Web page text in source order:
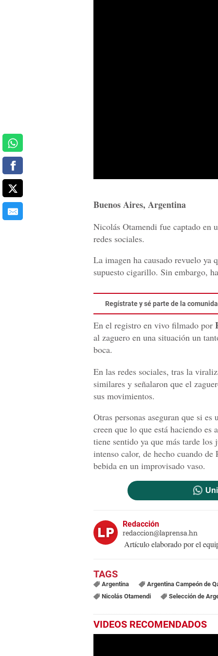
Buenos Aires, Argentina
Nicolás Otamendi fue captado en
redes sociales.
La imagen ha causado revuelo ya
supuesto cigarillo. Sin embargo,
Regístrate y sé parte de la
En el registro en vivo filmado por
al zaguero en una situación un
boca.
En las redes sociales, tras la
similares y señalaron que el
sus movimientos.
Otras personas aseguran que si
creen que lo que está haciendo
tiene sentido ya que más tarde
intenso calor, de hecho cuando de
bebida en un improvisado vaso.
Redacción
redaccion@laprensa.hn
Artículo elaborado por el
Argentina Argentina Campeón de
Nicolás Otamendi
Selección de
VIDEOS RECOMENDADOS